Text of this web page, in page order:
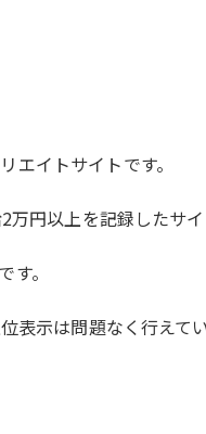
エイトサイトです。
円以上を記録したサイ
。
示は問題なく行えてい